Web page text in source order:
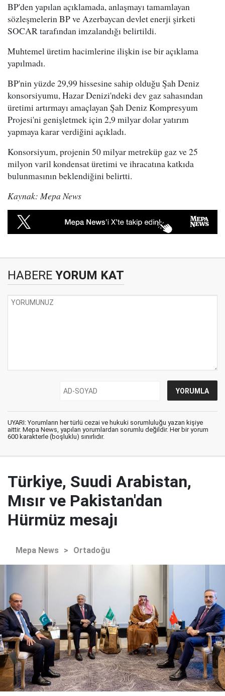
BP'den yapılan açıklamada, anlaşmayı tamamlayan
sözleşmelerin BP ve Azerbaycan devlet enerji şirketi
SOCAR tarafından imzalandığı belirtildi.
Muhtemel üretim hacimlerine ilişkin ise bir açıklama
yapılmadı.
BP'nin yüzde 29,99 hissesine sahip olduğu Şah Deniz
konsorsiyumu, Hazar Denizi'ndeki dev gaz sahasından
üretimi artırmayı amaçlayan Şah Deniz Kompresyum
Projesi'ni genişletmek için 2,9 milyar dolar yatırım
yapmaya karar verdiğini açıkladı.
Konsorsiyum, projenin 50 milyar metreküp gaz ve 25
milyon varil kondensat üretimi ve ihracatına katkıda
bulunmasının beklendiğini belirtti.
Kaynak: Mepa News
HABERE YORUM KAT
UYARI: Yorumların her türlü cezai ve hukuki sorumluluğu yazan kişiye
aittir. Mepa News, yapılan yorumlardan sorumlu değildir. Her bir yorum
600 karakterle (boşluklu) sınırlıdır.
Türkiye, Suudi Arabistan,
Mısır ve Pakistan'dan
Hürmüz mesajı
Mepa News > Ortadoğu